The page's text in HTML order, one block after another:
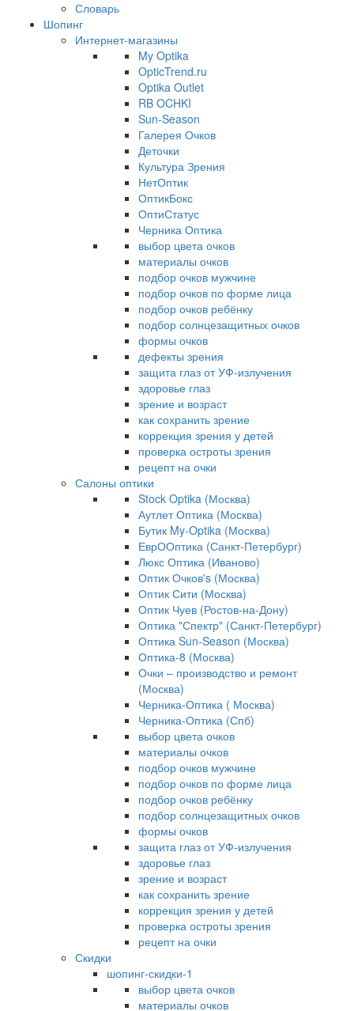
Словарь
Шопинг
Интернет-магазины
My Optika
OpticTrend.ru
Optika Outlet
RB OCHKI
Sun-Season
Галерея Очков
Деточки
Культура Зрения
НетОптик
ОптикБокс
ОптиСтатус
Черника Оптика
выбор цвета очков
материалы очков
подбор очков мужчине
подбор очков по форме лица
подбор очков ребёнку
подбор солнцезащитных очков
формы очков
дефекты зрения
защита глаз от УФ-излучения
здоровье глаз
зрение и возраст
как сохранить зрение
коррекция зрения у детей
проверка остроты зрения
рецепт на очки
Салоны оптики
Stock Optika (Москва)
Аутлет Оптика (Москва)
Бутик My-Optika (Москва)
ЕврООптика (Санкт-Петербург)
Люкс Оптика (Иваново)
Оптик Очков's (Москва)
Оптик Сити (Москва)
Оптик Чуев (Ростов-на-Дону)
Оптика "Спектр" (Санкт-Петербург)
Оптика Sun-Season (Москва)
Оптика-8 (Москва)
Очки – производство и ремонт
(Москва)
Черника-Оптика ( Москва)
Черника-Оптика (Спб)
выбор цвета очков
материалы очков
подбор очков мужчине
подбор очков по форме лица
подбор очков ребёнку
подбор солнцезащитных очков
формы очков
защита глаз от УФ-излучения
здоровье глаз
зрение и возраст
как сохранить зрение
коррекция зрения у детей
проверка остроты зрения
рецепт на очки
Скидки
шопинг-скидки-1
выбор цвета очков
материалы очков